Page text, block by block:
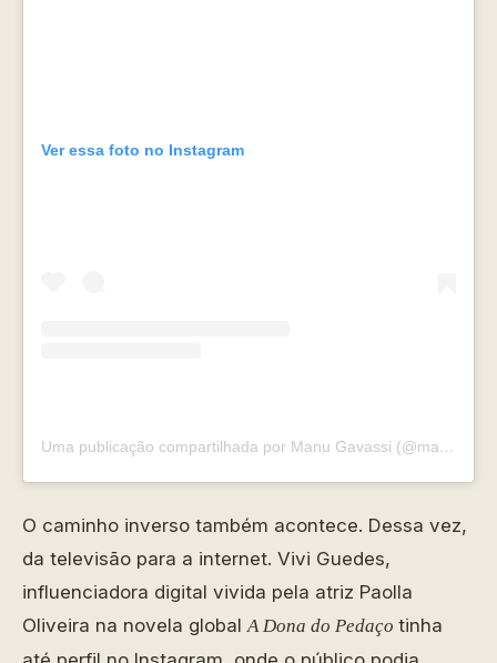
Ver essa foto no Instagram
Uma publicação compartilhada por Manu Gavassi (@manugavassi)
O caminho inverso também acontece. Dessa vez,
da televisão para a internet. Vivi Guedes,
influenciadora digital vivida pela atriz Paolla
Oliveira na novela globalA Dona do Pedaço tinha